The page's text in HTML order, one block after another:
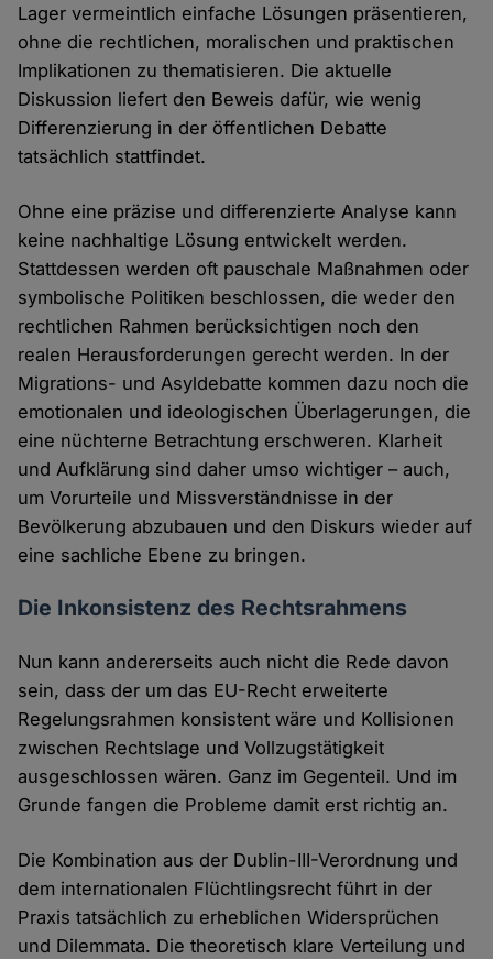
Lager vermeintlich einfache Lösungen präsentieren,
ohne die rechtlichen, moralischen und praktischen
Implikationen zu thematisieren. Die aktuelle
Diskussion liefert den Beweis dafür, wie wenig
Differenzierung in der öffentlichen Debatte
tatsächlich stattfindet.
Ohne eine präzise und differenzierte Analyse kann
keine nachhaltige Lösung entwickelt werden.
Stattdessen werden oft pauschale Maßnahmen oder
symbolische Politiken beschlossen, die weder den
rechtlichen Rahmen berücksichtigen noch den
realen Herausforderungen gerecht werden. In der
Migrations- und Asyldebatte kommen dazu noch die
emotionalen und ideologischen Überlagerungen, die
eine nüchterne Betrachtung erschweren. Klarheit
und Aufklärung sind daher umso wichtiger – auch,
um Vorurteile und Missverständnisse in der
Bevölkerung abzubauen und den Diskurs wieder auf
eine sachliche Ebene zu bringen.
Die Inkonsistenz des Rechtsrahmens
Nun kann andererseits auch nicht die Rede davon
sein, dass der um das EU-Recht erweiterte
Regelungsrahmen konsistent wäre und Kollisionen
zwischen Rechtslage und Vollzugstätigkeit
ausgeschlossen wären. Ganz im Gegenteil. Und im
Grunde fangen die Probleme damit erst richtig an.
Die Kombination aus der Dublin-III-Verordnung und
dem internationalen Flüchtlingsrecht führt in der
Praxis tatsächlich zu erheblichen Widersprüchen
und Dilemmata. Die theoretisch klare Verteilung und